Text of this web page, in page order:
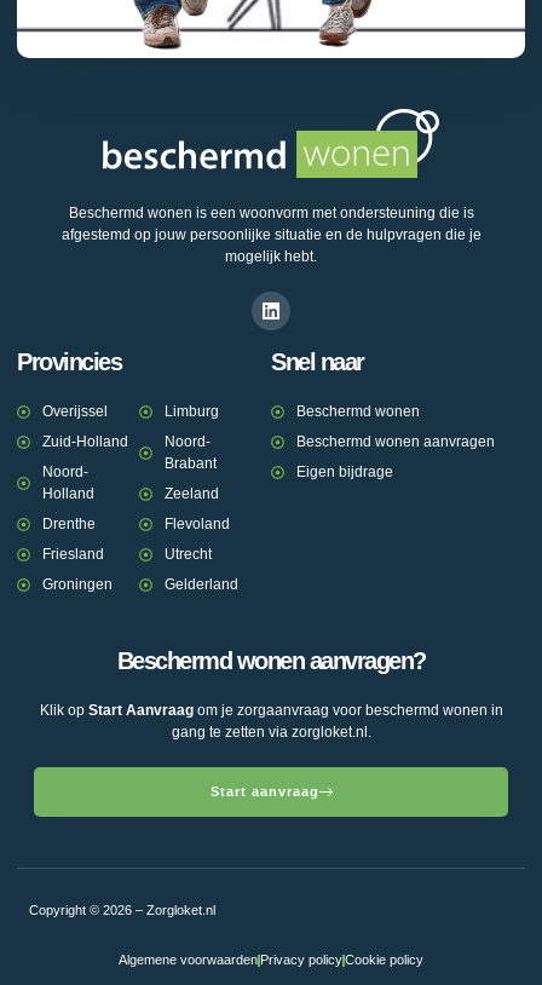
Beschermd wonen is een woonvorm met ondersteuning die is
afgestemd op jouw persoonlijke situatie en de hulpvragen die je
mogelijk hebt.
Provincies
Overijssel
Zuid-Holland
Noord-
Holland
Drenthe
Friesland
Groningen
Limburg
Noord-
Brabant
Zeeland
Flevoland
Utrecht
Gelderland
Snel naar
Beschermd wonen
Beschermd wonen aanvragen
Eigen bijdrage
Beschermd wonen aanvragen?
Klik op Start Aanvraagom je zorgaanvraag voor beschermd wonen in
gang te zetten via zorgloket.nl.
Start aanvraag
Copyright © 2026 – Zorgloket.nl
Algemene voorwaarden Privacy policyCookie policy